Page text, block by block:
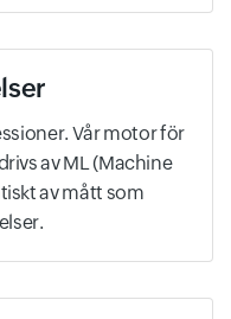
Vår motor för
av ML (Machine
av mått som